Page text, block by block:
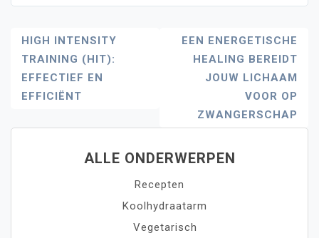
Bericht
Navigatie
HIGH INTENSITY
TRAINING (HIT):
EFFECTIEF EN
EFFICIËNT
EEN ENERGETISCHE
HEALING BEREIDT
JOUW LICHAAM
VOOR OP
ZWANGERSCHAP
ALLE ONDERWERPEN
Recepten
Koolhydraatarm
Vegetarisch